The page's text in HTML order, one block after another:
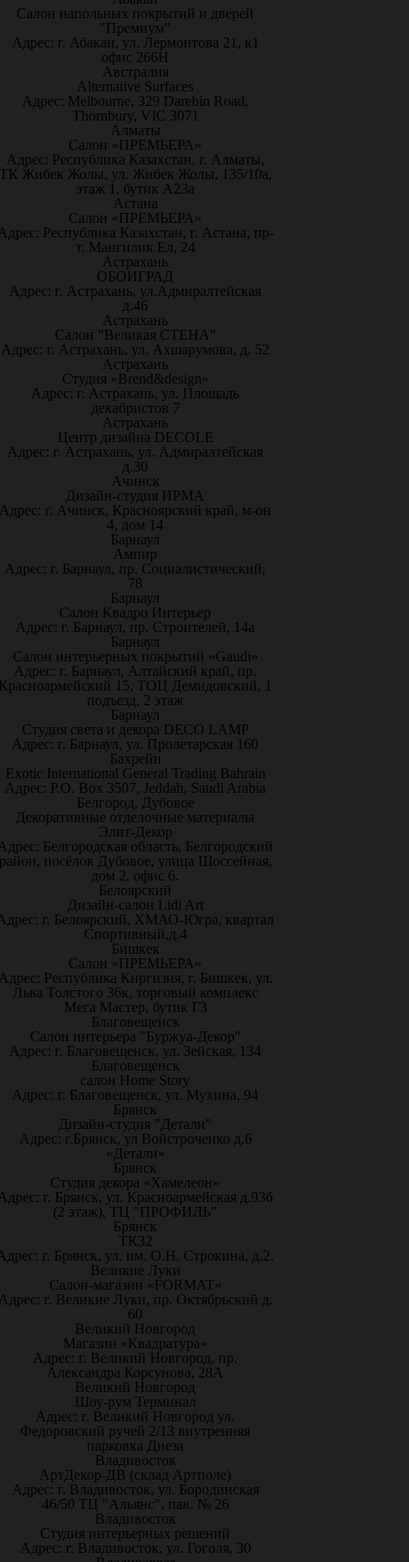
Салон напольных покрытий и дверей
"Премиум"
Адрес: г. Абакан, ул. Лермонтова 21, к1
офис 266Н
Австралия
Alternative Surfaces
Адрес: Melbourne, 329 Darebin Road,
Thornbury, VIC 3071
Алматы
Салон «ПРЕМЬЕРА»
Адрес: Республика Казахстан, г. Алматы,
Жибек Жолы, ул. Жибек Жолы, 135/10а,
этаж 1, бутик А23а
Астана
Салон «ПРЕМЬЕРА»
Республика Казахстан, г. Астана, пр-
т. Мангилик Ел, 24
Астрахань
ОБОИГРАД
Адрес: г. Астрахань, ул.Адмиралтейская
д.46
Астрахань
Салон "Великая СТЕНА"
Адрес: г. Астрахань, ул. Ахшарумова, д. 52
Астрахань
Студия «Brend&design»
Адрес: г. Астрахань, ул. Площадь
декабристов 7
Астрахань
Центр дизайна DECOLE
Адрес: г. Астрахань, ул. Адмиралтейская
д.30
Ачинск
Дизайн-студия ИРМА
Адрес: г. Ачинск, Красноярский край, м-он
4, дом 14
Барнаул
Ампир
Адрес: г. Барнаул, пр. Социалистический,
78
Барнаул
Салон Квадро Интерьер
Адрес: г. Барнаул, пр. Строителей, 14а
Барнаул
Салон интерьерных покрытий «Gaudi»
Адрес: г. Барнаул, Алтайский край, пр.
15, ТОЦ Демидовский, 1
подъезд, 2 этаж
Барнаул
Студия света и декора DECO LAMP
Адрес: г. Барнаул, ул. Пролетарская 160
Бахрейн
Exotic International General Trading Bahrain
Адрес: P.O. Box 3507, Jeddah, Saudi Arabia
Белгород, Дубовое
Декоративные отделочные материалы
Элит-Декор
Белгородская область, Белгородский
посёлок Дубовое, улица Шоссейная,
дом 2, офис 6.
Белоярский
Дизайн-салон Lidi Art
г. Белоярский, ХМАО-Югра, квартал
Спортивный,д.4
Бишкек
Салон «ПРЕМЬЕРА»
Республика Киргизия, г. Бишкек, ул.
Льва Толстого 36к, торговый комплекс
Мега Мастер, бутик Г3
Благовещенск
Салон интерьера "Буржуа-Декор"
Адрес: г. Благовещенск, ул. Зейская, 134
Благовещенск
салон Home Story
Адрес: г. Благовещенск, ул. Мухина, 94
Брянск
Дизайн-студия "Детали"
Адрес: г.Брянск, ул Войстроченко д.6
«Детали»
Брянск
Студия декора «Хамелеон»
г. Брянск, ул. Красноармейская д.93б
(2 этаж), ТЦ "ПРОФИЛЬ"
Брянск
ТК32
г. Брянск, ул. им. О.Н. Строкина, д.2.
Великие Луки
Салон-магазин «FORMAT»
г. Великие Луки, пр. Октябрьский д.
60
Великий Новгород
Магазин «Квадратура»
Адрес: г. Великий Новгород, пр.
Александра Корсунова, 28А
Великий Новгород
Шоу-рум Терминал
Адрес: г. Великий Новгород ул.
Федоровский ручей 2/13 внутренняя
парковка Диеза
Владивосток
АртДекор-ДВ (склад Артполе)
Адрес: г. Владивосток, ул. Бородинская
46/50 ТЦ "Альянс", пав. № 26
Владивосток
Студия интерьерных решений
Адрес: г. Владивосток, ул. Гоголя, 30